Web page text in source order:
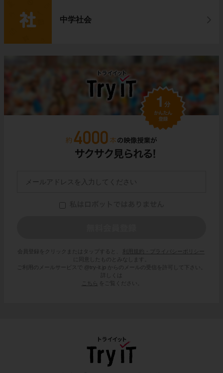
中学社会
会員登録をクリックまたはタップすると、
利用規約・プライバシーポリシー
に同意したものとみなします。
ご利用のメールサービスで @try-it.jp からのメールの受信を許可して下さい。
詳しくは
こちら
をご覧ください。